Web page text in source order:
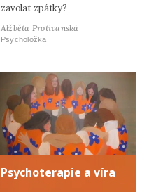
zavolat zpátky?
Alžběta Protivanská
Psycholožka
Psychoterapie a víra